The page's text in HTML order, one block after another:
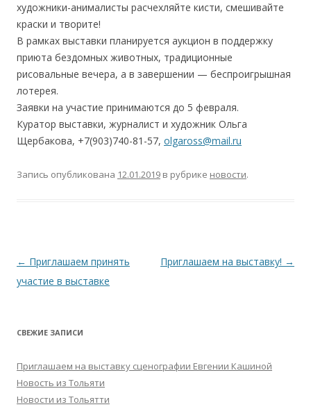
художники-анималисты расчехляйте кисти, смешивайте
краски и творите!
В рамках выставки планируется аукцион в поддержку
приюта бездомных животных, традиционные
рисовальные вечера, а в завершении — беспроигрышная
лотерея.
Заявки на участие принимаются до 5 февраля.
Куратор выставки, журналист и художник Ольга
Щербакова, +7(903)740-81-57, olgaross@mail.ru
Запись опубликована 12.01.2019 в рубрике новости.
Навигация
по
← Приглашаем принять
участие в выставке
Приглашаем на выставку! →
СВЕЖИЕ ЗАПИСИ
Приглашаем на выставку сценографии Евгении Кашиной
Новость из Тольяти
Новости из Тольятти